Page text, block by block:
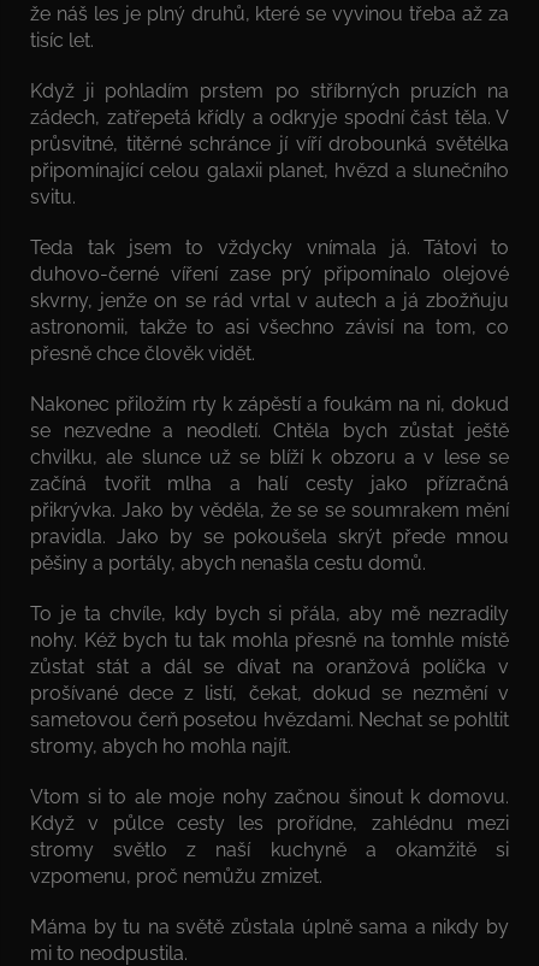
že náš les je plný druhů, které se vyvinou třeba až za
tisíc let.
Když ji pohladím prstem po stříbrných pruzích na
zádech, zatřepetá křídly a odkryje spodní část těla. V
průsvitné, titěrné schránce jí víří drobounká světélka
připomínající celou galaxii planet, hvězd a slunečního
svitu.
Teda tak jsem to vždycky vnímala já. Tátovi to
duhovo-černé víření zase prý připomínalo olejové
skvrny, jenže on se rád vrtal v autech a já zbožňuju
astronomii, takže to asi všechno závisí na tom, co
přesně chce člověk vidět.
Nakonec přiložím rty k zápěstí a foukám na ni, dokud
se nezvedne a neodletí. Chtěla bych zůstat ještě
chvilku, ale slunce už se blíží k obzoru a v lese se
začíná tvořit mlha a halí cesty jako přízračná
přikrývka. Jako by věděla, že se se soumrakem mění
pravidla. Jako by se pokoušela skrýt přede mnou
pěšiny a portály, abych nenašla cestu domů.
To je ta chvíle, kdy bych si přála, aby mě nezradily
nohy. Kéž bych tu tak mohla přesně na tomhle místě
zůstat stát a dál se dívat na oranžová políčka v
prošívané dece z listí, čekat, dokud se nezmění v
sametovou čerň posetou hvězdami. Nechat se pohltit
stromy, abych ho mohla najít.
Vtom si to ale moje nohy začnou šinout k domovu.
Když v půlce cesty les prořídne, zahlédnu mezi
stromy světlo z naší kuchyně a okamžitě si
vzpomenu, proč nemůžu zmizet.
Máma by tu na světě zůstala úplně sama a nikdy by
mi to neodpustila.